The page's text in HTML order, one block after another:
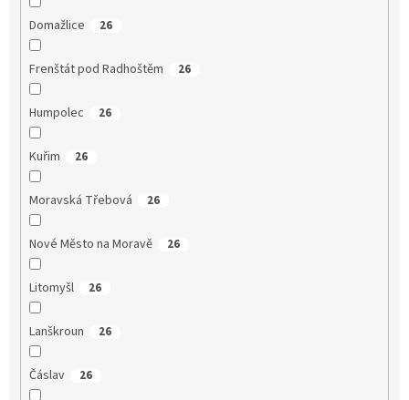
Domažlice 26
Frenštát pod Radhoštěm 26
Humpolec 26
Kuřim 26
Moravská Třebová 26
Nové Město na Moravě 26
Litomyšl 26
Lanškroun 26
Čáslav 26